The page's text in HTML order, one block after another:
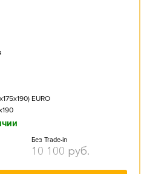
EURO
Без Trade-in
10 100 руб.